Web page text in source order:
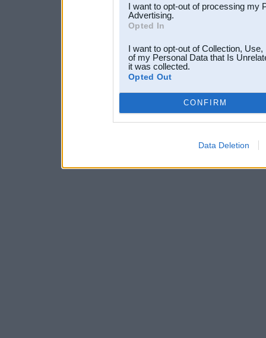
I want to opt-out of processing my
Advertising.
Opted In
I want to opt-out of Collection,
of my Personal Data that Is
it was collected.
Opted Out
CONFIRM
Data Deletion